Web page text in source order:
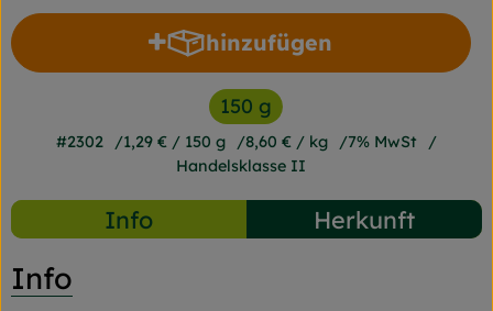
Unsere Kisten
Jetzt bestellen
hinzufügen
Produkt zum Warenkorb
150 g
#2302 1,29 € / 150 g 8,60 € / kg
7% MwSt
Handelsklasse II
Info Herkunft
Info